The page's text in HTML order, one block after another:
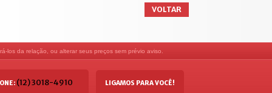
VOLTAR
los da relação, ou alterar seus preços sem prévio aviso.
(12) 3018-4910 LIGAMOS PARA VOCÊ!